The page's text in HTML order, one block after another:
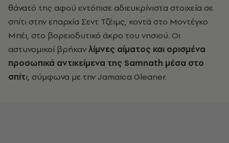
θάνατό της αφού εντόπισε αδιευκρίνιστα στοιχεία σε
σπίτι στην επαρχία Σεντ Τζέιμς, κοντά στο Μοντέγκο
Μπέι, στο βορειοδυτικό άκρο του νησιού. Οι
αστυνομικοί βρήκανλίμνες αίματος και ορισμένα
προσωπικά αντικείμενα της Samnath μέσα στο
σπίτι, σύμφωνα με την Jamaica Gleaner.